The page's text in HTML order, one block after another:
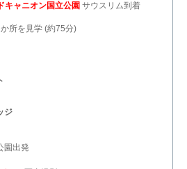
キャニオン国立公園 サウスリム到着
所を見学 (約75分)
ジ
園出発